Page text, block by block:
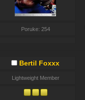
Poruke: 254
Bertil Foxxx
Lightweight Member